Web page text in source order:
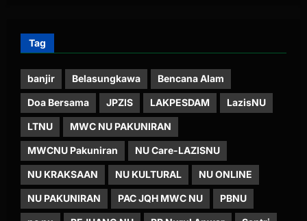
Tag
banjir Belasungkawa Bencana Alam
Doa Bersama JPZIS LAKPESDAM LazisNU
LTNU MWC NU PAKUNIRAN
MWCNU Pakuniran NU Care-LAZISNU
NU KRAKSAAN NU KULTURAL NU ONLINE
NU PAKUNIRAN PAC JQH MWC NU PBNU